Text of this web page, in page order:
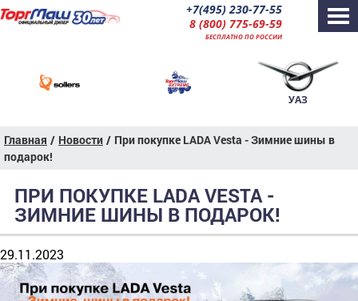
+7(495) 230-77-55
8 (800) 775-69-59
БЕСПЛАТНО ПО РОССИИ
УАЗ
Главная / Новости / При покупке LADA Vesta - Зимние шины в
подарок!
ПРИ ПОКУПКЕ LADA VESTA -
ЗИМНИЕ ШИНЫ В ПОДАРОК!
29.11.2023